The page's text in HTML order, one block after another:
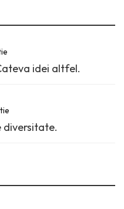
idei altfel.
diversitate.